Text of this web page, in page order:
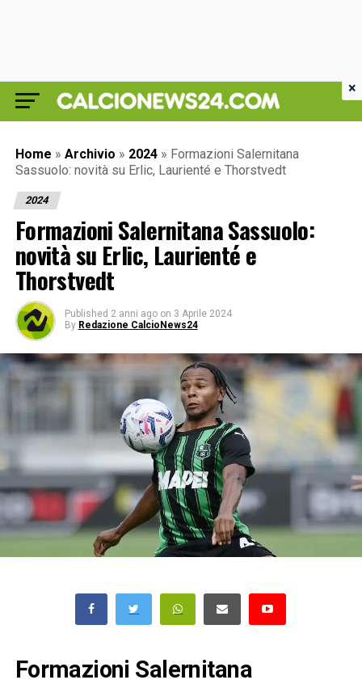
Home » Archivio » 2024 » Formazioni Salernitana
Sassuolo: novità su Erlic, Laurienté e Thorstvedt
2024
Formazioni Salernitana Sassuolo:
novità su Erlic, Laurienté e
Thorstvedt
Published 2 anni ago on 3 Aprile 2024
By Redazione CalcioNews24
Formazioni Salernitana
×